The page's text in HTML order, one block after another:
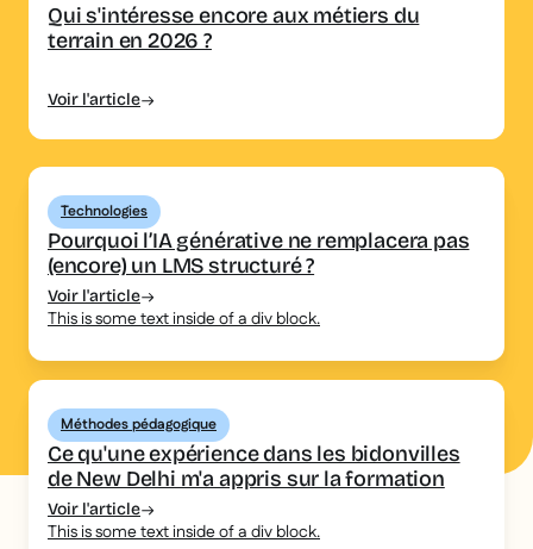
Qui s'intéresse encore aux métiers du
terrain en 2026 ?
Voir l'article
Technologies
Pourquoi l’IA générative ne remplacera pas
(encore) un LMS structuré ?
Voir l'article
This is some text inside of a div block.
Méthodes pédagogique
Ce qu'une expérience dans les bidonvilles
de New Delhi m'a appris sur la formation
Voir l'article
This is some text inside of a div block.